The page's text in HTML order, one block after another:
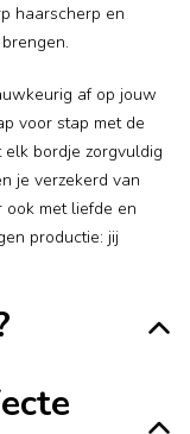
haarscherp en
af op jouw
voor stap met de
bordje zorgvuldig
je verzekerd van
ook met liefde en
productie: jij